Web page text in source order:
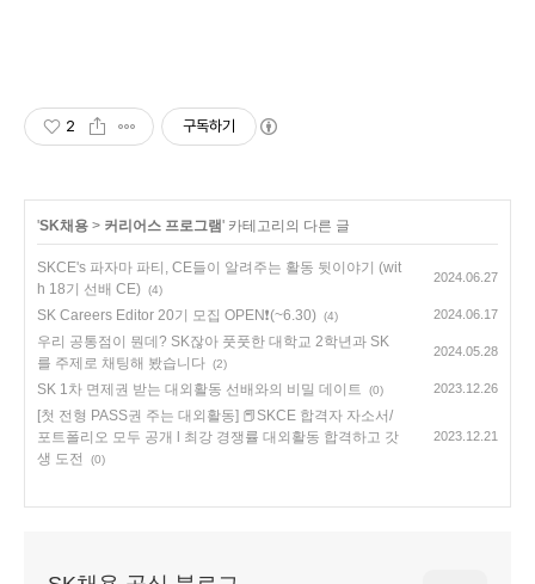
2 구독하기
'SK채용 > 커리어스 프로그램' 카테고리의 다른 글
SKCE's 파자마 파티, CE들이 알려주는 활동 뒷이야기 (wit
h 18기 선배 CE) (4)
2024.06.27
SK Careers Editor 20기 모집 OPEN❗(~6.30) (4) 2024.06.17
우리 공통점이 뭔데? SK잖아 풋풋한 대학교 2학년과 SK
를 주제로 채팅해 봤습니다 (2)
2024.05.28
SK 1차 면제권 받는 대외활동 선배와의 비밀 데이트 (0) 2023.12.26
[첫 전형 PASS권 주는 대외활동] 📕SKCE 합격자 자소서/
포트폴리오 모두 공개 l 최강 경쟁률 대외활동 합격하고 갓
생 도전
(0)
2023.12.21